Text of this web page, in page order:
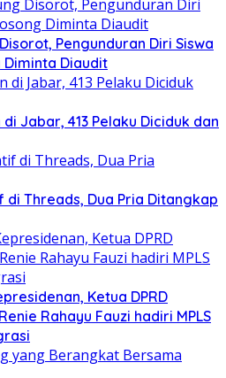
Disorot, Pengunduran Diri Siswa
Diminta Diaudit
Jabar, 413 Pelaku Diciduk dan
Threads, Dua Pria Ditangkap
Ketua DPRD
Rahayu Fauzi hadiri MPLS